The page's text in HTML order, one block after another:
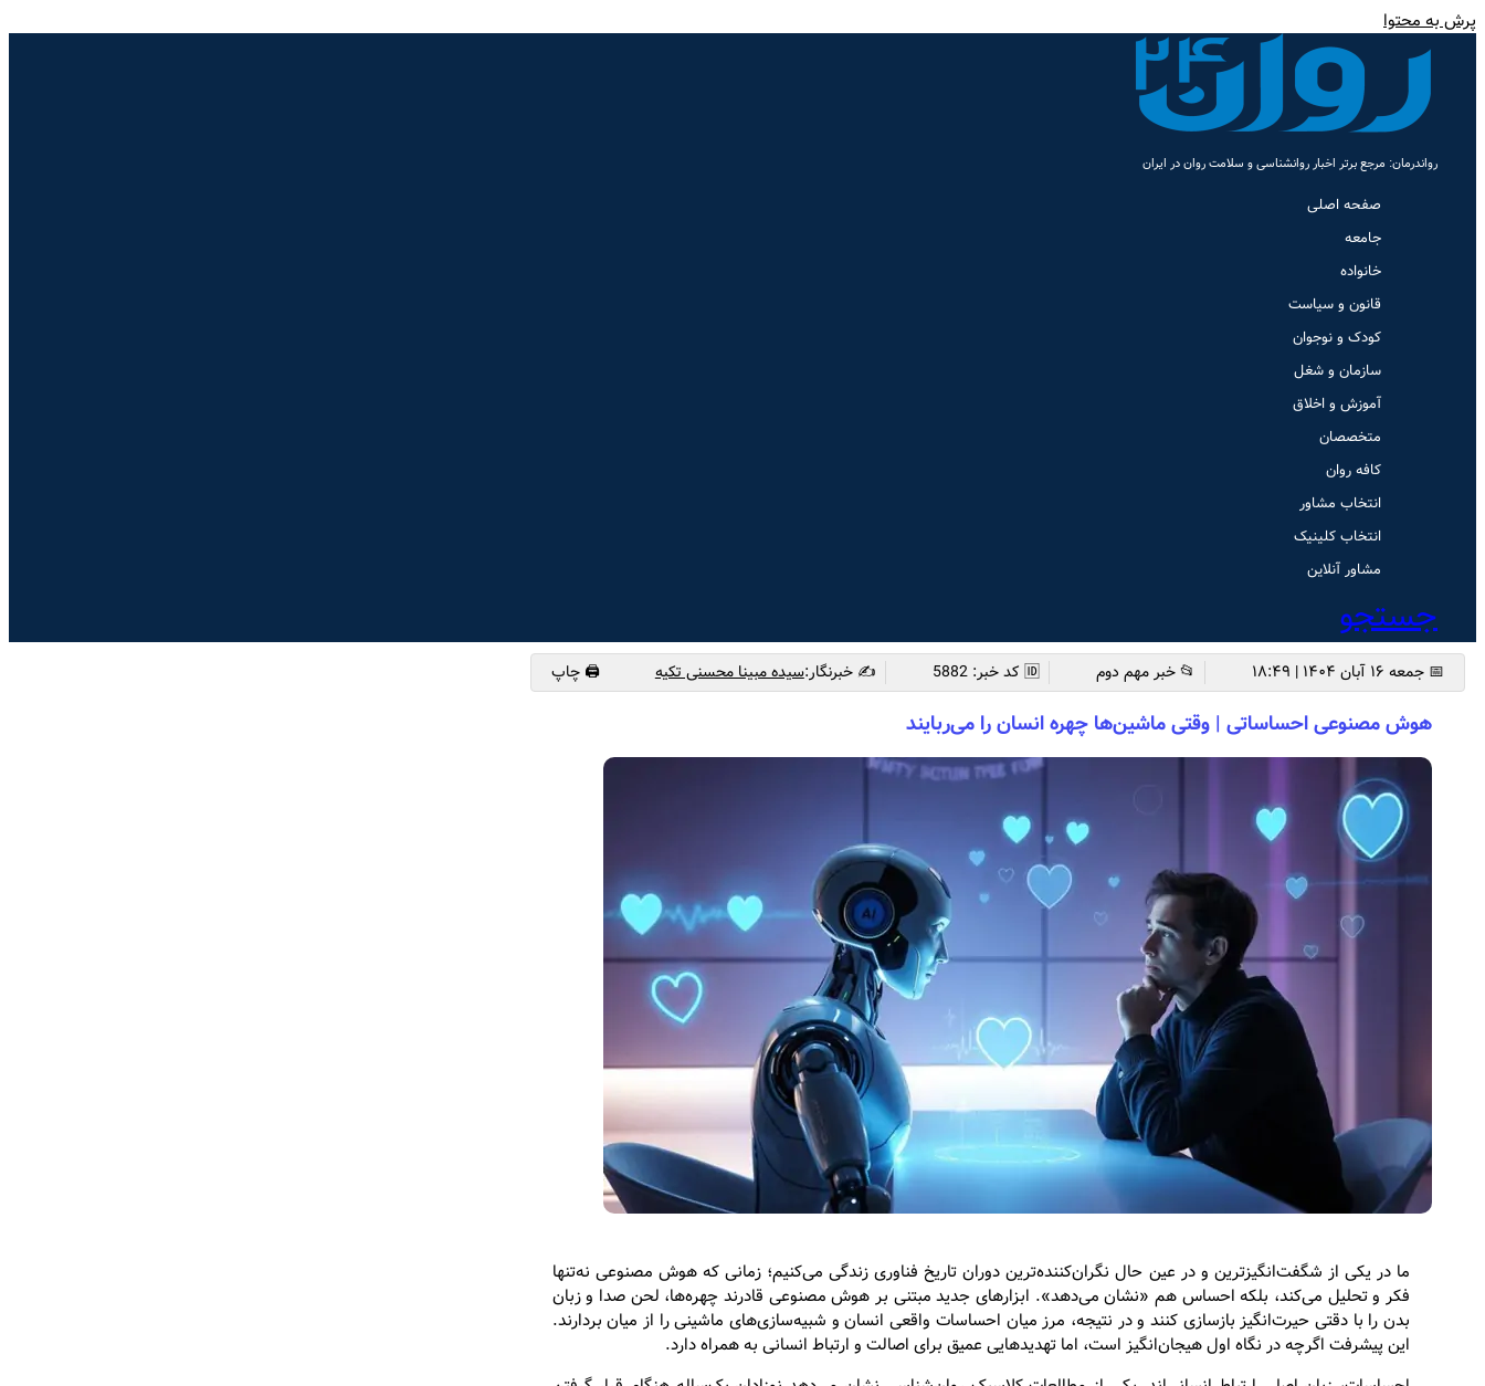
پرش به محتوا
رواندرمان: مرجع برتر اخبار روانشناسی و سلامت روان در ایران
صفحه اصلی
جامعه
خانواده
قانون و سیاست
کودک و نوجوان
سازمان و شغل
آموزش و اخلاق
متخصصان
کافه روان
انتخاب مشاور
انتخاب کلینیک
مشاور آنلاین
جستجو
📅 جمعه ۱۶ آبان ۱۴۰۴ | ۱۸:۴۹ 📂 خبر مهم دوم 🆔 کد خبر: 5882 ✍️ خبرنگار:سیده مبینا محسنی تکیه 🖨 چاپ
هوش مصنوعی احساساتی | وقتی ماشین‌ها چهره انسان را می‌ربایند
ما در یکی از شگفت‌انگیزترین و در عین حال نگران‌کننده‌ترین دوران تاریخ فناوری زندگی می‌کنیم؛ زمانی که هوش مصنوعی نه‌تنها
فکر و تحلیل می‌کند، بلکه احساس هم «نشان می‌دهد». ابزارهای جدید مبتنی بر هوش مصنوعی قادرند چهره‌ها، لحن صدا و زبان
بدن را با دقتی حیرت‌انگیز بازسازی کنند و در نتیجه، مرز میان احساسات واقعی انسان و شبیه‌سازی‌های ماشینی را از میان بردارند.
این پیشرفت اگرچه در نگاه اول هیجان‌انگیز است، اما تهدیدهایی عمیق برای اصالت و ارتباط انسانی به همراه دارد.